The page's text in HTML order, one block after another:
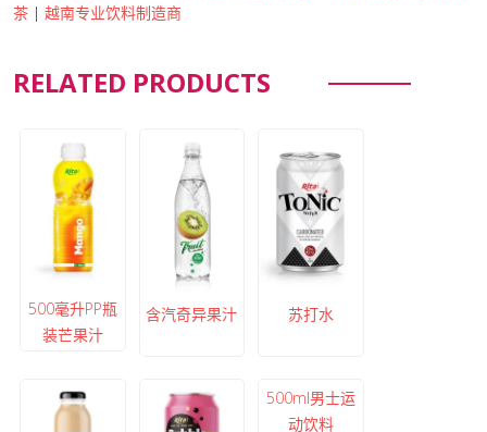
茶 | 越南专业饮料制造商
RELATED PRODUCTS
500毫升PP瓶
装芒果汁
含汽奇异果汁 苏打水
500ml男士运
动饮料